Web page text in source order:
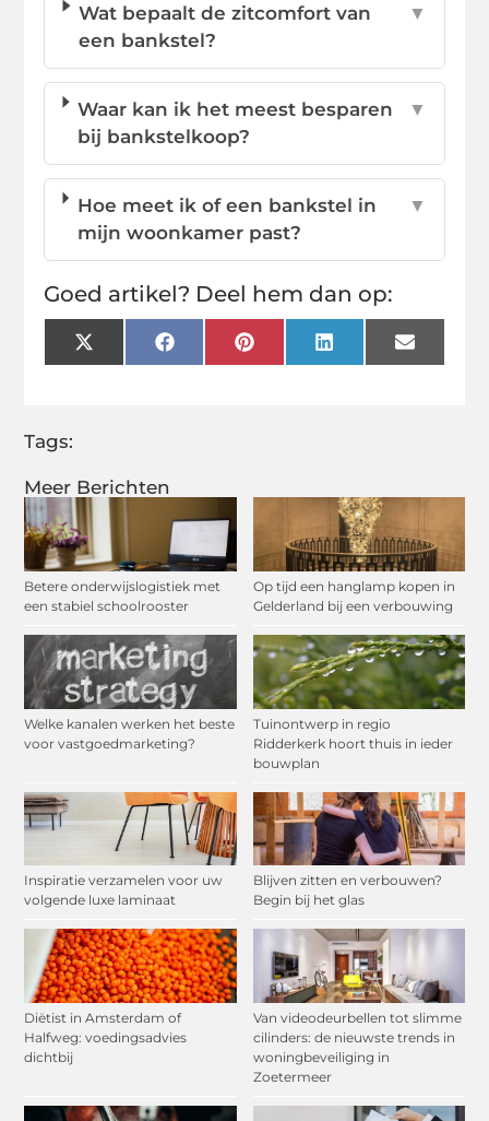
Meer Berichten
Betere onderwijslogistiek met
een stabiel schoolrooster
Op tijd een hanglamp kopen in
Gelderland bij een verbouwing
Welke kanalen werken het beste
voor vastgoedmarketing?
Tuinontwerp in regio
Ridderkerk hoort thuis in ieder
bouwplan
Inspiratie verzamelen voor uw
volgende luxe laminaat
Blijven zitten en verbouwen?
Begin bij het glas
Diëtist in Amsterdam of
Halfweg: voedingsadvies
dichtbij
Van videodeurbellen tot slimme
cilinders: de nieuwste trends in
woningbeveiliging in
Zoetermeer
Wat bepaalt de zitcomfort van
een bankstel?
▼
Waar kan ik het meest besparen
bij bankstelkoop?
▼
Hoe meet ik of een bankstel in
mijn woonkamer past?
▼
Goed artikel? Deel hem dan op:
X
(Twitter)
FacebookPinterestLinkedInEmail
Tags: